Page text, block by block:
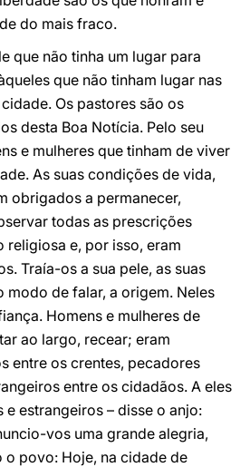
do mais fraco.
que não tinha um lugar para
que não tinham lugar nas
Os pastores são os
desta Boa Notícia. Pelo seu
e mulheres que tinham de viver
As suas condições de vida,
obrigados a permanecer,
todas as prescrições
religiosa e, por isso, eram
Traía-os a sua pele, as suas
modo de falar, a origem. Neles
Homens e mulheres de
ao largo, recear; eram
entre os crentes, pecadores
entre os cidadãos. A eles
e estrangeiros – disse o anjo:
vos uma grande alegria,
o povo: Hoje, na cidade de